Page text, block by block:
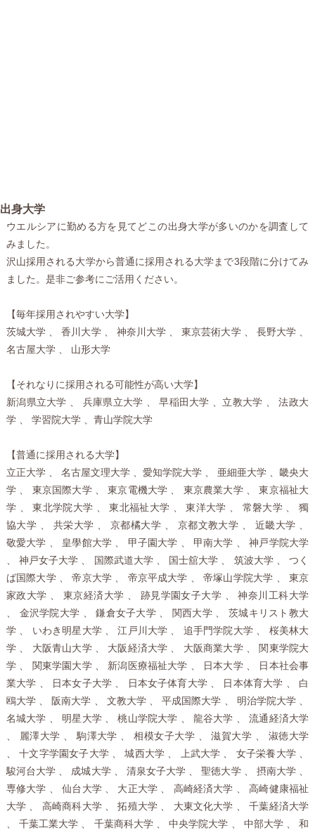
出身大学
ウエルシアに勤める方を見てどこの出身大学が多いのかを調査して
みました。
沢山採用される大学から普通に採用される大学まで3段階に分けてみ
ました。是非ご参考にご活用ください。
【毎年採用されやすい大学】
茨城大学 、 香川大学 、 神奈川大学 、 東京芸術大学 、 長野大学 、
名古屋大学 、 山形大学
【それなりに採用される可能性が高い大学】
新潟県立大学 、 兵庫県立大学 、 早稲田大学 、立教大学 、 法政大
学 、 学習院大学 、青山学院大学
【普通に採用される大学】
立正大学 、 名古屋文理大学 、愛知学院大学 、 亜細亜大学 、畿央大
学 、 東京国際大学 、 東京電機大学 、 東京農業大学 、 東京福祉大
学 、 東北学院大学 、 東北福祉大学 、 東洋大学 、 常磐大学 、 獨
協大学 、 共栄大学 、 京都橘大学 、 京都文教大学 、 近畿大学 、
敬愛大学 、 皇學館大学 、 甲子園大学 、 甲南大学 、 神戸学院大学
、 神戸女子大学 、 国際武道大学 、 国士舘大学 、 筑波大学 、 つく
ば国際大学 、 帝京大学 、 帝京平成大学 、 帝塚山学院大学 、 東京
家政大学 、 東京経済大学 、 跡見学園女子大学 、 神奈川工科大学
、 金沢学院大学 、 鎌倉女子大学 、 関西大学 、 茨城キリスト教大
学 、 いわき明星大学 、 江戸川大学 、 追手門学院大学 、 桜美林大
学 、 大阪青山大学 、 大阪経済大学 、 大阪商業大学 、 関東学院大
学 、 関東学園大学 、 新潟医療福祉大学 、 日本大学 、 日本社会事
業大学 、 日本女子大学 、 日本女子体育大学 、 日本体育大学 、 白
鴎大学 、 阪南大学 、 文教大学 、 平成国際大学 、 明治学院大学 、
名城大学 、 明星大学 、 桃山学院大学 、 龍谷大学 、 流通経済大学
、 麗澤大学 、 駒澤大学 、 相模女子大学 、 滋賀大学 、 淑徳大学
、 十文字学園女子大学 、 城西大学 、 上武大学 、 女子栄養大学 、
駿河台大学 、 成城大学 、 清泉女子大学 、 聖徳大学 、 摂南大学 、
専修大学 、 仙台大学 、 大正大学 、 高崎経済大学 、 高崎健康福祉
大学 、 高崎商科大学 、 拓殖大学 、 大東文化大学 、 千葉経済大学
、 千葉工業大学 、 千葉商科大学 、 中央学院大学 、 中部大学 、 和